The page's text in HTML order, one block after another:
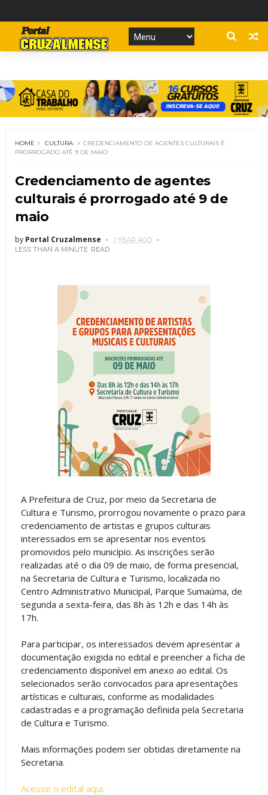
HOME CULTURA
CREDENCIAMENTO DE AGENTES CULTURAIS É
PRORROGADO ATÉ 9 DE MAIO
Credenciamento de agentes
culturais é prorrogado até 9 de
maio
by Portal Cruzalmense
1 YEAR AGO
LESS THAN A MINUTE READ
A Prefeitura de Cruz, por meio da Secretaria de
Cultura e Turismo, prorrogou novamente o prazo para
credenciamento de artistas e grupos culturais
interessados em se apresentar nos eventos
promovidos pelo município. As inscrições serão
realizadas até o dia 09 de maio, de forma presencial,
na Secretaria de Cultura e Turismo, localizada no
Centro Administrativo Municipal, Parque Sumaúma, de
segunda a sexta-feira, das 8h às 12h e das 14h às
17h.
Para participar, os interessados devem apresentar a
documentação exigida no edital e preencher a ficha de
credenciamento disponível em anexo ao edital. Os
selecionados serão convocados para apresentações
artísticas e culturais, conforme as modalidades
cadastradas e a programação definida pela Secretaria
de Cultura e Turismo.
Mais informações podem ser obtidas diretamente na
Secretaria.
Acesse o edital aqui.